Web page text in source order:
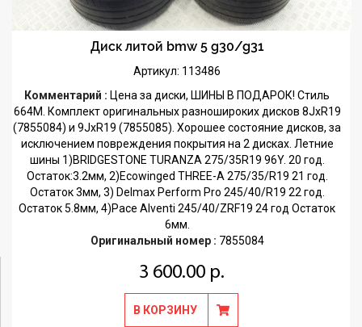
Диск литой bmw 5 g30/g31
Артикул: 113486
Комментарий : Цена за диски, ШИНЫ В ПОДАРОК! Стиль
664M. Комплект оригинальных разношироких дисков 8JxR19
(7855084) и 9JxR19 (7855085). Хорошее состояние дисков, за
исключением повреждения покрытия на 2 дисках. Летние
шины 1)BRIDGESTONE TURANZA 275/35R19 96Y. 20 год.
Остаток:3.2мм, 2)Ecowinged THREE-A 275/35/R19 21 год.
Остаток 3мм, 3) Delmax Perform Pro 245/40/R19 22 год.
Остаток 5.8мм, 4)Pace Alventi 245/40/ZRF19 24 год Остаток
6мм.
Оригинальный номер : 7855084
3 600.00 р.
В КОРЗИНУ